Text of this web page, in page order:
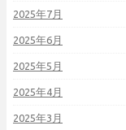
2025年7月
2025年6月
2025年5月
2025年4月
2025年3月